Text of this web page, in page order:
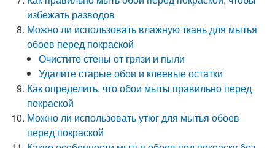
избежать разводов
Можно ли использовать влажную ткань для мытья
обоев перед покраской
Очистите стены от грязи и пыли
Удалите старые обои и клеевые остатки
Как определить, что обои мыты правильно перед
покраской
Можно ли использовать утюг для мытья обоев
перед покраской